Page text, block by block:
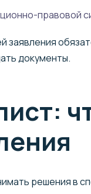
правовой
заявления
документы.
решения в